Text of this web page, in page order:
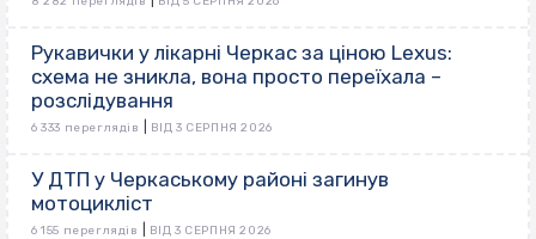
Рукавички у лікарні Черкас за ціною Lexus:
схема не зникла, вона просто переїхала –
розслідування
6 333 переглядів ВІД 3 СЕРПНЯ 2026
У ДТП у Черкаському районі загинув
мотоцикліст
6 155 переглядів ВІД 3 СЕРПНЯ 2026